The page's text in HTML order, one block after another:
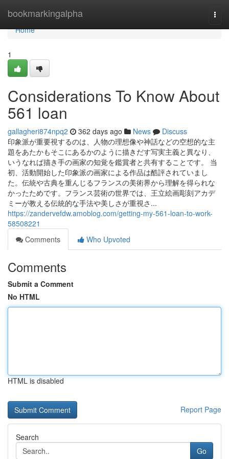
bookmarkingalpha
Home
Home
1
Considerations To Know About
561 loan
gallagheri874npq2 362 days ago News
Discuss
印象派が重要視するのは、人物の理想像や神話などの空想的な主
題をあたかもそこにあるかのように描きだす写実主義と異なり、
いうなれば描き手の画家の知覚を鑑賞者と共有することです。 当
初、活動開始した印象派の画家による作品は酷評されていまし
た。伝統や古典を重んじるフランスの美術界から理解を得られな
かったためです。フランス芸術の世界では、王立絵画彫刻アカデ
ミーが教える伝統的な手法や美しさが重視さ...
https://zandervefdw.amoblog.com/getting-my-561-loan-to-work-
58508221
Comments
Who Upvoted
Comments
Submit a Comment
No HTML
HTML is disabled
Report Page
Search
Go